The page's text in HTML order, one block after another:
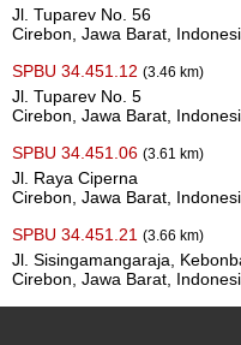
Jl. Tuparev No. 56
Cirebon, Jawa Barat,
SPBU 34.451.12 (3.46 km)
Jl. Tuparev No. 5
Cirebon, Jawa Barat,
SPBU 34.451.06 (3.61 km)
Jl. Raya Ciperna
Cirebon, Jawa Barat,
SPBU 34.451.21 (3.66 km)
Jl. Sisingamangaraja,
Cirebon, Jawa Barat,